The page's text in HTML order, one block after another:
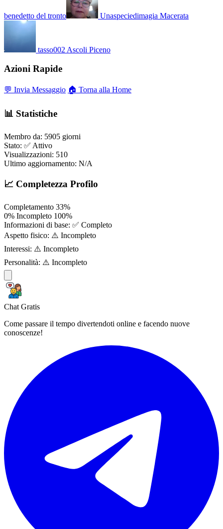
benedetto del tronto Unaspeciedimagia Macerata
tasso002 Ascoli Piceno
Azioni Rapide
💬 Invia Messaggio 🏠 Torna alla Home
📊 Statistiche
Membro da: 5905 giorni
Stato: ✅ Attivo
Visualizzazioni: 510
Ultimo aggiornamento: N/A
📈 Completezza Profilo
Completamento 33%
0% Incompleto 100%
Informazioni di base: ✅ Completo
Aspetto fisico: ⚠️ Incompleto
Interessi: ⚠️ Incompleto
Personalità: ⚠️ Incompleto
Chat Gratis
Come passare il tempo divertendoti online e facendo nuove
conoscenze!